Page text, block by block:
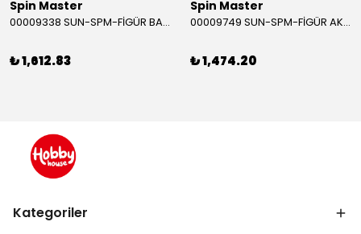
Spin Master
00009338 SUN-SPM-FİGÜR BATMAN NİNJA STRIKE 30 CM. EXC.
₺ 1,612.83
Spin Master
00009749 SUN-SPM-FİGÜR AKS. DORA MİKROFON YAĞMUR ORMANI RİTMİ (DORA) SESLİ
₺ 1,474.20
Kategoriler